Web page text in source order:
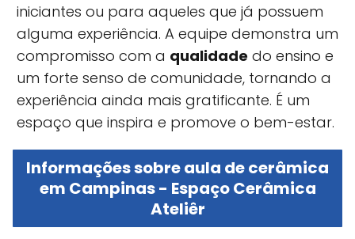
iniciantes ou para aqueles que já possuem
alguma experiência. A equipe demonstra um
compromisso com a qualidade do ensino e
um forte senso de comunidade, tornando a
experiência ainda mais gratificante. É um
espaço que inspira e promove o bem-estar.
Informações sobre aula de cerâmica
em Campinas - Espaço Cerâmica
Ateliêr